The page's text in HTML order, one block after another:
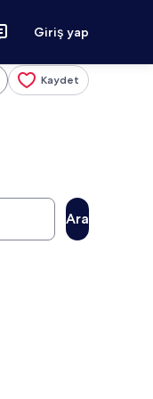
Giriş yap
Kaydet
Ara